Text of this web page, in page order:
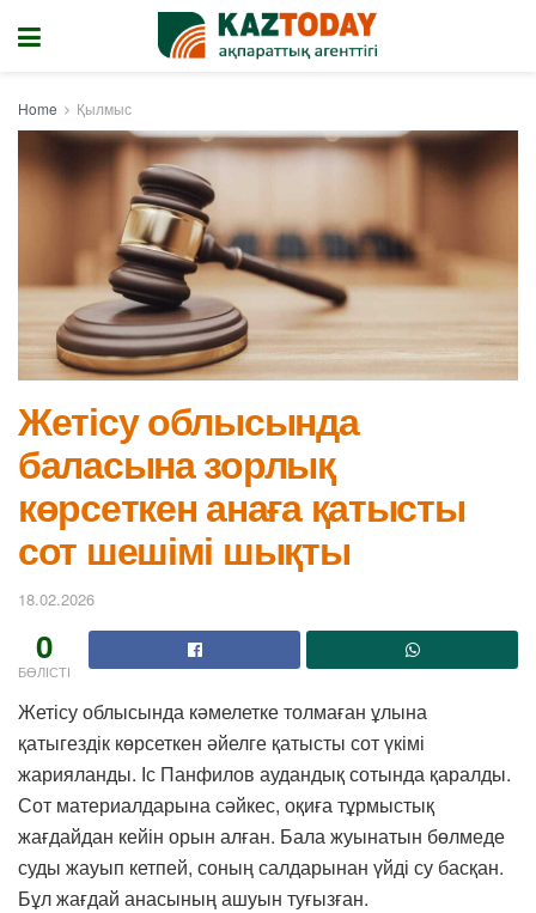
Home Қылмыс
Жетісу облысында
баласына зорлық
көрсеткен анаға қатысты
сот шешімі шықты
18.02.2026
0
БӨЛІСТІ
Жетісу облысында кәмелетке толмаған ұлына
қатыгездік көрсеткен әйелге қатысты сот үкімі
жарияланды. Іс Панфилов аудандық сотында қаралды.
Сот материалдарына сәйкес, оқиға тұрмыстық
жағдайдан кейін орын алған. Бала жуынатын бөлмеде
суды жауып кетпей, соның салдарынан үйді су басқан.
Бұл жағдай анасының ашуын туғызған.